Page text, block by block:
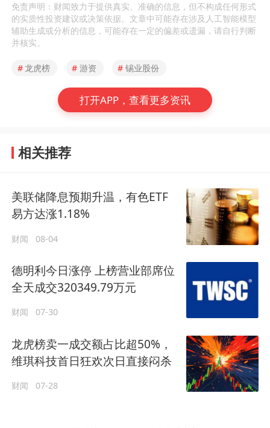
免责声明：财闻致力于提供真实、准确的信息，但不构成任何形式
的实质性投资建议或决策依据。文章中可能存在涉及人工智能模型
辅助生成或分析的信息，可能存在一定的偏差或遗漏，请自行判断
并核实。
#龙虎榜 # 游资 # 锡业股份
打开APP，查看更多资讯
相关推荐
美联储降息预期升温，有色ETF
易方达涨1.18%
财闻 08-04
德明利今日涨停 上榜营业部席位
全天成交320349.79万元
财闻 07-30
龙虎榜卖一成交额占比超50%，
维琪科技首日狂欢次日直接闷杀
财闻 07-28